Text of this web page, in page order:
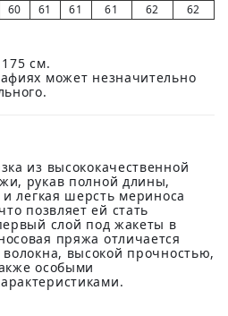
60 61 61 61 62 62
см.
может незначительно
из высококачественной
рукав полной длины,
и легкая шерсть мериноса
позвляет ей стать
слой под жакеты в
пряжа отличается
высокой прочностью,
особыми